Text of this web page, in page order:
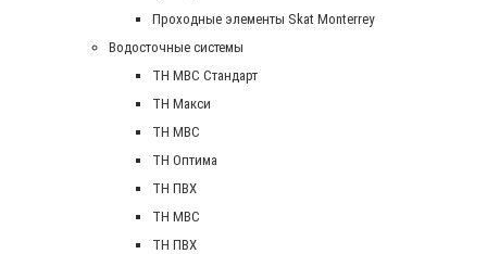
Проходные элементы Skat Monterrey
Водосточные системы
TH MBC Стандарт
TH Макси
TH МВС
TH Оптима
TH ПВХ
ТН МВС
ТН ПВХ